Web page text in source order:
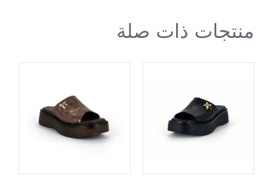
منتجات ذات صلة